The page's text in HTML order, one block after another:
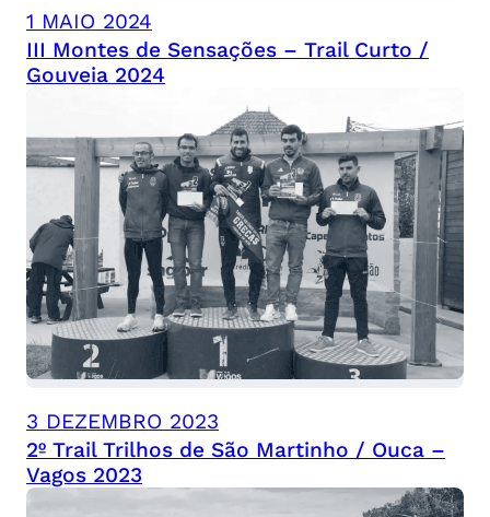
1 MAIO 2024
III Montes de Sensações – Trail Curto /
Gouveia 2024
3 DEZEMBRO 2023
2º Trail Trilhos de São Martinho / Ouca –
Vagos 2023